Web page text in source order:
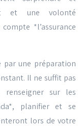
et une volonté
*l’assurance
par une préparation
Il ne suffit pas
sur les
planifier et se
lors de votre